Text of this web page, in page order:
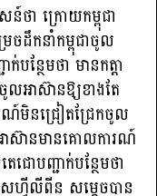
ថា ក្រោយកម្ពុជា
ចដឹកនាំកម្ពុជាចូល
បន្ថែមថា មានកត្តា
អាស៊ានឱ្យខាងតែ
ណ៍មិនជ្រៀតជ្រែកចូល
អាស៊ានមានគោលការណ៍
ោបញ្ជាក់បន្ថែមថា
សហ្វីលីពីន សម្ដេចបាន